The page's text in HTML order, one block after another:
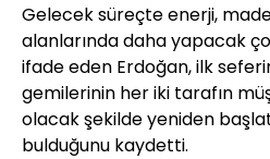
Gelecek süreçte enerji,
alanlarında daha yapacak
ifade eden Erdoğan, ilk
gemilerinin her iki tarafın
olacak şekilde yeniden
bulduğunu kaydetti.